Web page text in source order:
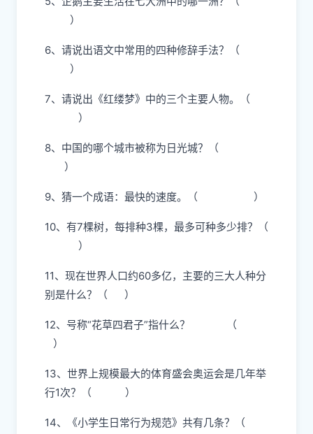
）
6、请说出语文中常用的四种修辞手法？（
）
7、请说出《红缕梦》中的三个主要人物。（
）
8、中国的哪个城市被称为日光城？（
）
9、猜一个成语：最快的速度。（ ）
10、有7棵树，每排种3棵，最多可种多少排？（
）
11、现在世界人口约60多亿，主要的三大人种分
别是什么？（ ）
12、号称“花草四君子”指什么？ （
）
13、世界上规模最大的体育盛会奥运会是几年举
行1次？（ ）
14、《小学生日常行为规范》共有几条？（